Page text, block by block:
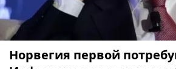
Норвегия первой